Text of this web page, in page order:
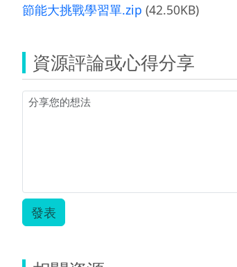
節能大挑戰學習單.zip (42.50KB)
資源評論或心得分享
發表